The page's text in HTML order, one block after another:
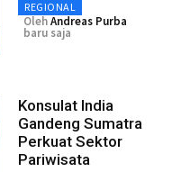
REGIONAL
OlehAndreas Purba
baru saja
Konsulat India
Gandeng Sumatra
Perkuat Sektor
Pariwisata